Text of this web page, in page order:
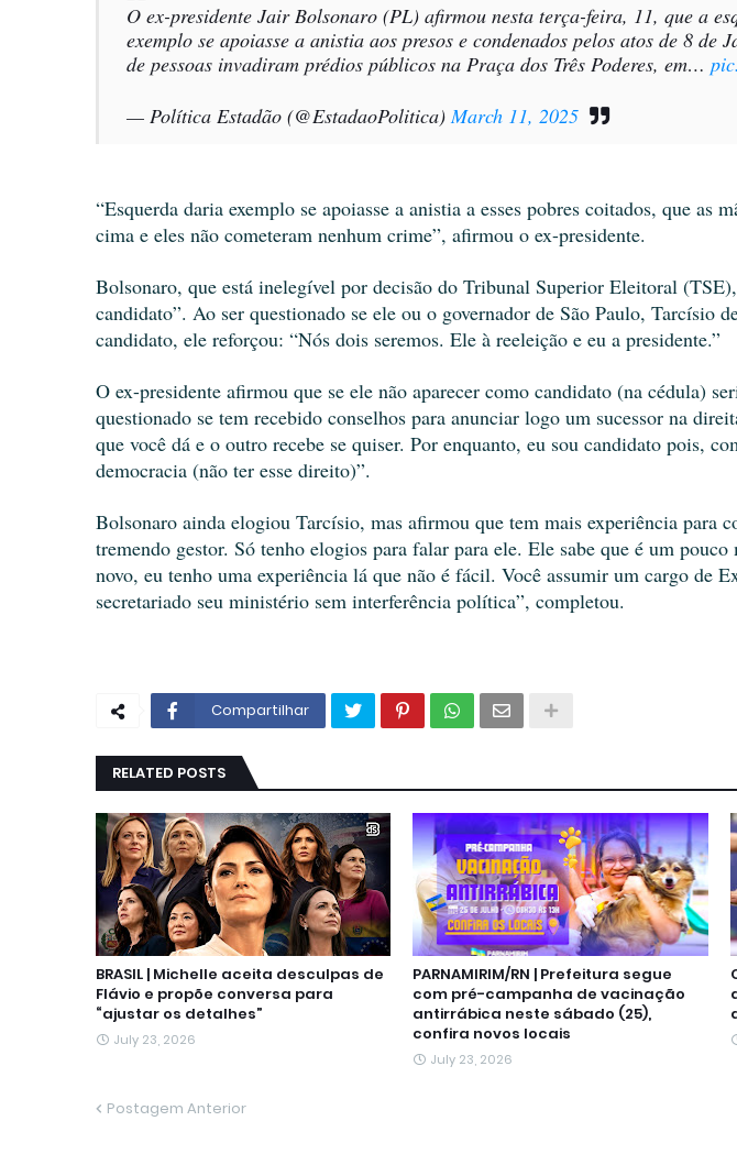
O ex-presidente Jair Bolsonaro (PL) afirmou nesta terça-feira, 11, que a
exemplo se apoiasse a anistia aos presos e condenados pelos atos de 8 de
de pessoas invadiram prédios públicos na Praça dos Três Poderes, em…
— Política Estadão (@EstadaoPolitica) March 11, 2025
“Esquerda daria exemplo se apoiasse a anistia a esses pobres coitados, que as
cima e eles não cometeram nenhum crime”, afirmou o ex-presidente.
Bolsonaro, que está inelegível por decisão do Tribunal Superior Eleitoral
candidato”. Ao ser questionado se ele ou o governador de São Paulo, Tarcísio
candidato, ele reforçou: “Nós dois seremos. Ele à reeleição e eu a presidente.”
O ex-presidente afirmou que se ele não aparecer como candidato (na cédula)
questionado se tem recebido conselhos para anunciar logo um sucessor na
que você dá e o outro recebe se quiser. Por enquanto, eu sou candidato pois,
democracia (não ter esse direito)”.
Bolsonaro ainda elogiou Tarcísio, mas afirmou que tem mais experiência para
tremendo gestor. Só tenho elogios para falar para ele. Ele sabe que é um
novo, eu tenho uma experiência lá que não é fácil. Você assumir um cargo de
secretariado seu ministério sem interferência política”, completou.
Compartilhar
RELATED POSTS
BRASIL | Michelle aceita desculpas de
Flávio e propõe conversa para
“ajustar os detalhes”
July 23, 2026
PARNAMIRIM/RN | Prefeitura segue
com pré-campanha de vacinação
antirrábica neste sábado (25),
confira novos locais
July 23, 2026
Postagem Anterior